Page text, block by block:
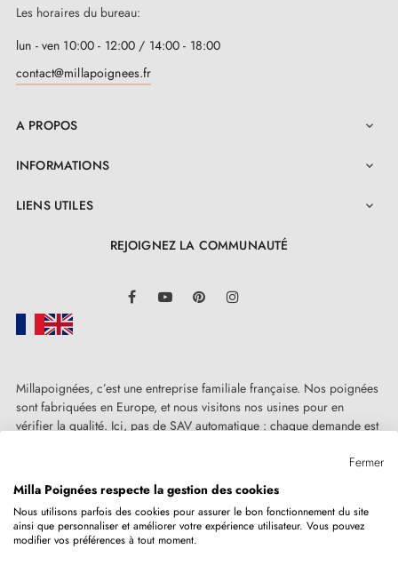
Les horaires du bureau:
lun - ven 10:00 - 12:00 / 14:00 - 18:00
contact@millapoignees.fr
A PROPOS 
INFORMATIONS 
LIENS UTILES 
REJOIGNEZ LA COMMUNAUTÉ
FacebookYouTube Pinterest
Millapoignées, c’est une entreprise familiale française. Nos poignées
sont fabriquées en Europe, et nous visitons nos usines pour en
vérifier la qualité. Ici, pas de SAV automatique : chaque demande est
Copyright © 2026MILLA POIGNEESTous droits réservés.
Fermer
Milla Poignées respecte la gestion des cookies
Nous utilisons parfois des cookies pour assurer le bon fonctionnement du site
ainsi que personnaliser et améliorer votre expérience utilisateur. Vous pouvez
modifier vos préférences à tout moment.